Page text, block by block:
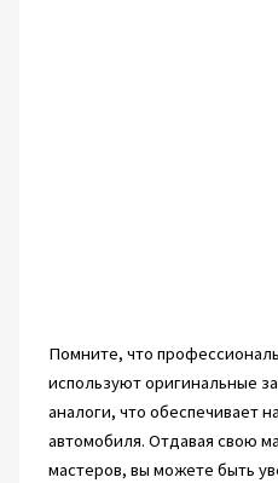
Помните, что
используют оригинальные
аналоги, что обеспечивает
автомобиля. Отдавая свою
мастеров, вы можете быть